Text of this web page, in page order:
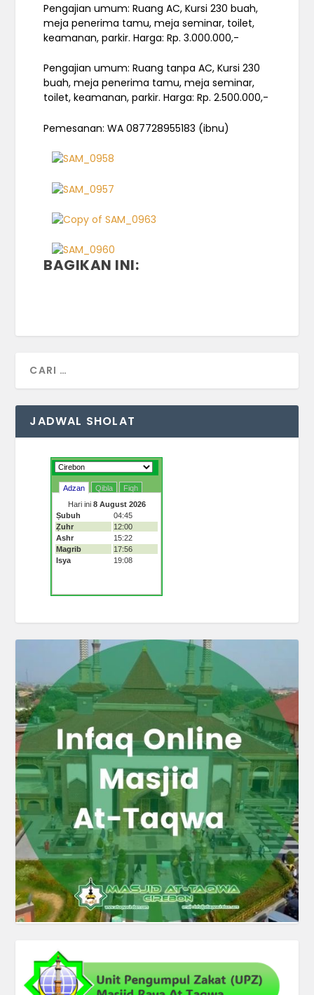
Pengajian umum: Ruang AC, Kursi 230 buah,
meja penerima tamu, meja seminar, toilet,
keamanan, parkir. Harga: Rp. 3.000.000,-
Pengajian umum: Ruang tanpa AC, Kursi 230
buah, meja penerima tamu, meja seminar,
toilet, keamanan, parkir. Harga: Rp. 2.500.000,-
Pemesanan: WA 087728955183 (ibnu)
BAGIKAN INI:
JADWAL SHOLAT